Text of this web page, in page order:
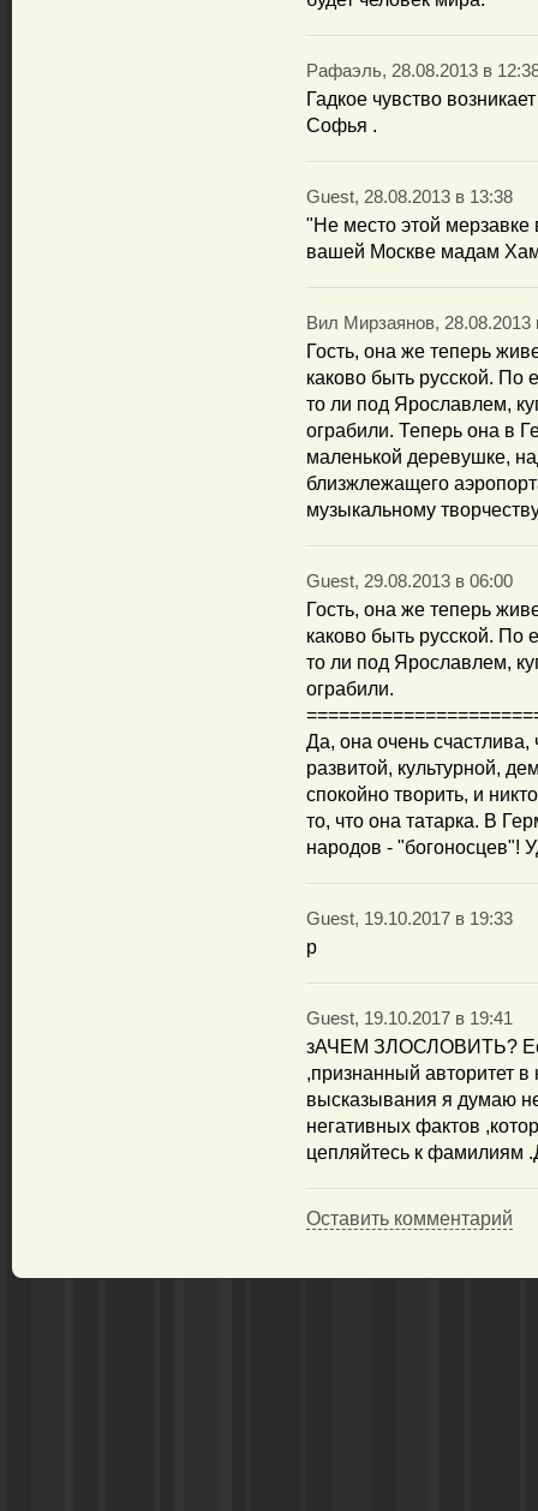
Рафаэль, 28.08.2013 в
Гадкое чувство
Софья .
Guest, 28.08.2013 в 13:38
"Не место этой
вашей Москве мадам
Вил Мирзаянов, 28.08.2013
Гость, она же теперь
каково быть русской. По
то ли под Ярославлем,
ограбили. Теперь она в
маленькой деревушке,
близжлежащего
музыкальному
Guest, 29.08.2013 в 06:00
Гость, она же теперь
каково быть русской. По
то ли под Ярославлем,
ограбили.
Да, она очень счастлива,
развитой, культурной,
спокойно творить, и
то, что она татарка. В
народов - "богоносцев"!
Guest, 19.10.2017 в 19:33
p
Guest, 19.10.2017 в 19:41
зАЧЕМ ЗЛОСЛОВИТЬ?
,признанный авторитет в
высказывания я думаю
негативных фактов
цепляйтесь к фамилиям
Оставить комментарий